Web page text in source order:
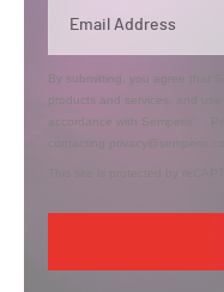
By submitting, you agree that
products and services, and
accordance with Semperis’
contacting
This site is protected by